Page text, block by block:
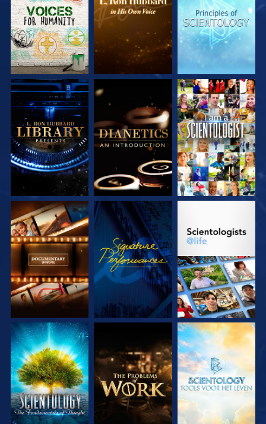
VERKEN DE SERIE VERKEN DE SERIE KIJK
VERKEN DE SERIE KIJK VERKEN DE SERIE
VERKEN DE SERIE VERKEN DE SERIE VERKEN DE SERIE